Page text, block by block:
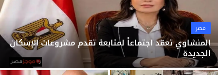
منوعات
مصر
المنشاوي تعقد اجتماعاً لمتابعة تقدم مشروعات الإسكان
الجديدة